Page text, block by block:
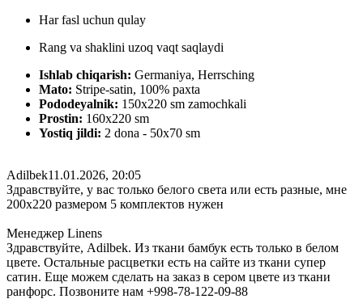
Har fasl uchun qulay
Rang va shaklini uzoq vaqt saqlaydi
Ishlab chiqarish: Germaniya, Herrsching
Mato: Stripe-satin, 100% paxta
Pododeyalnik: 150х220 sm zamochkali
Prostin: 160х220 sm
Yostiq jildi: 2 dona - 50x70 sm
Adilbek11.01.2026, 20:05
Здравствуйте, у вас только белого света или есть разные, мне
200х220 размером 5 комплектов нужен
Менеджер Linens
Здравствуйте, Adilbek. Из ткани бамбук есть только в белом
цвете. Остальные расцветки есть на сайте из ткани супер
сатин. Еще можем сделать на заказ в сером цвете из ткани
ранфорс. Позвоните нам +998-78-122-09-88